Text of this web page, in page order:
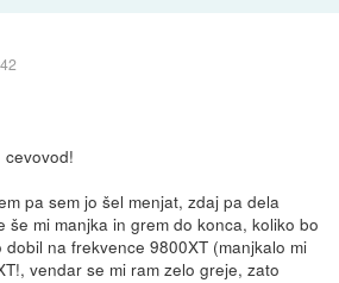
cevovod!
pa sem jo šel menjat, zdaj pa dela
še mi manjka in grem do konca, koliko bo
na frekvence 9800XT (manjkalo mi
vendar se mi ram zelo greje, zato